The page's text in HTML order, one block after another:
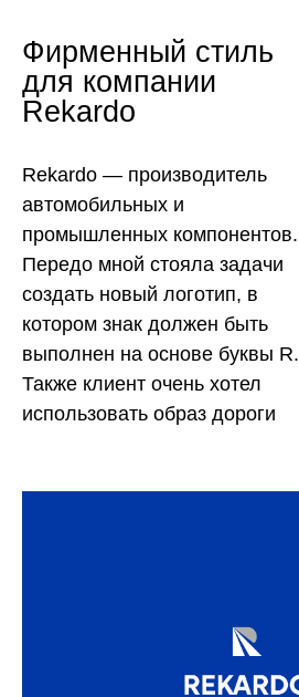
Фирменный стиль
для компании
Rekardo
Rekardo — производитель
автомобильных и
промышленных компонентов.
Передо мной стояла задачи
создать новый логотип, в
котором знак должен быть
выполнен на основе буквы R.
Также клиент очень хотел
использовать образ дороги